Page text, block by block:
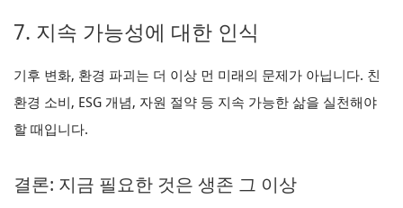
7. 지속 가능성에 대한 인식
기후 변화, 환경 파괴는 더 이상 먼 미래의 문제가 아닙니다. 친
환경 소비, ESG 개념, 자원 절약 등 지속 가능한 삶을 실천해야
할 때입니다.
결론: 지금 필요한 것은 생존 그 이상